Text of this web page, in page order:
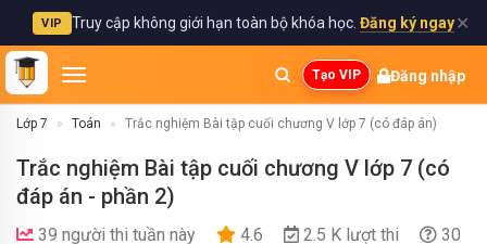
VIP Truy cập không giới hạn toàn bộ khóa học. Đăng ký ngay✕
Tạo VIP Đăng nhập
Lớp 7 Toán Trắc nghiệm Bài tập cuối chương V lớp 7 (có đáp án)
Trắc nghiệm Bài tập cuối chương V lớp 7 (có
đáp án - phần 2)
39 người thi tuần này 4.6 2.5 K lượt thi
30